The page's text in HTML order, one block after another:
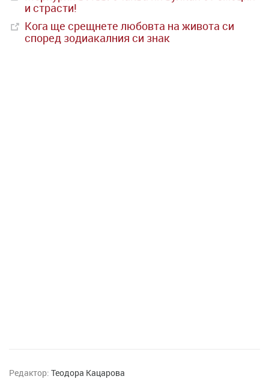
и страсти!
Кога ще срещнете любовта на живота си
според зодиакалния си знак
Редактор: Теодора Кацарова